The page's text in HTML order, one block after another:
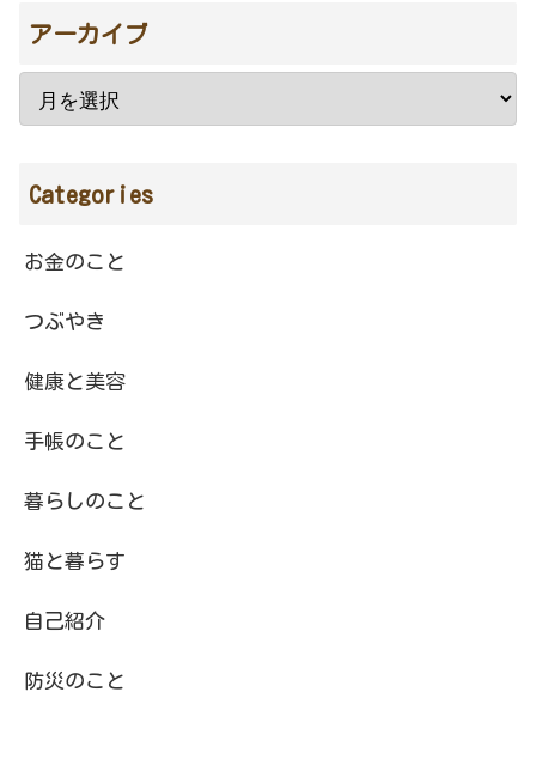
アーカイブ
Categories
お金のこと
つぶやき
健康と美容
手帳のこと
暮らしのこと
猫と暮らす
自己紹介
防災のこと